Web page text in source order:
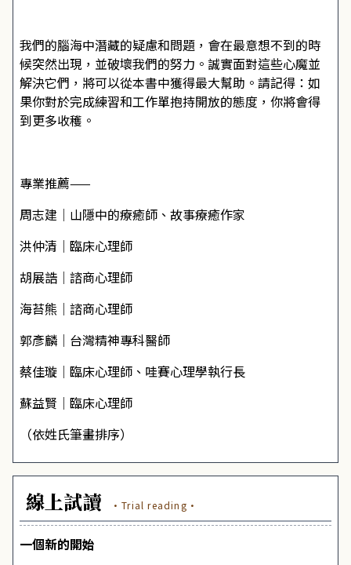
我們的腦海中潛藏的疑慮和問題，會在最意想不到的時
候突然出現，並破壞我們的努力。誠實面對這些心魔並
解決它們，將可以從本書中獲得最大幫助。請記得：如
果你對於完成練習和工作單抱持開放的態度，你將會得
到更多收穫。
專業推薦——
周志建│山隱中的療癒師、故事療癒作家
洪仲清│臨床心理師
胡展誥│諮商心理師
海苔熊│諮商心理師
郭彥麟│台灣精神專科醫師
蔡佳璇│臨床心理師、哇賽心理學執行長
蘇益賢│臨床心理師
（依姓氏筆畫排序）
線上試讀 ·Trial reading·
一個新的開始